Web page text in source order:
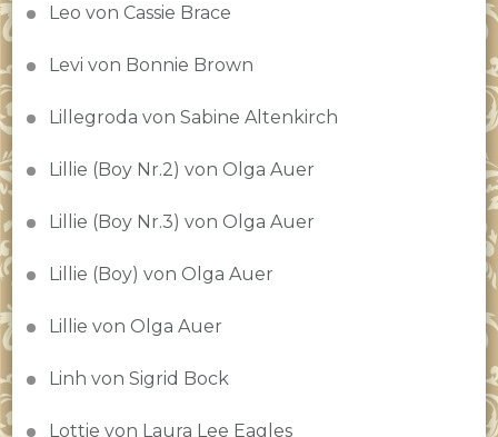
Leo von Cassie Brace
Levi von Bonnie Brown
Lillegroda von Sabine Altenkirch
Lillie (Boy Nr.2) von Olga Auer
Lillie (Boy Nr.3) von Olga Auer
Lillie (Boy) von Olga Auer
Lillie von Olga Auer
Linh von Sigrid Bock
Lottie von Laura Lee Eagles